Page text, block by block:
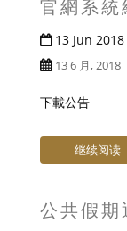
官網系統
13 Jun 2018
13 6 月, 2018
下載公告
继续阅读
公共假期